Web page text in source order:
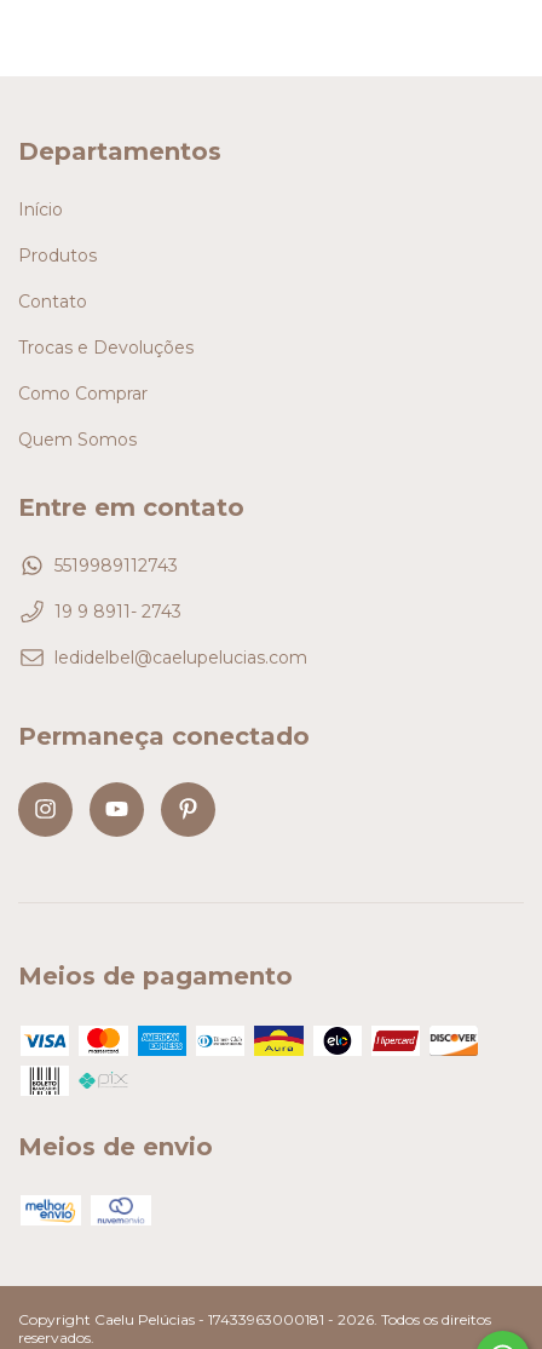
Departamentos
Início
Produtos
Contato
Trocas e Devoluções
Como Comprar
Quem Somos
Entre em contato
5519989112743
19 9 8911- 2743
ledidelbel@caelupelucias.com
Permaneça conectado
Meios de pagamento
Meios de envio
Copyright Caelu Pelúcias - 17433963000181 - 2026. Todos os direitos
reservados.